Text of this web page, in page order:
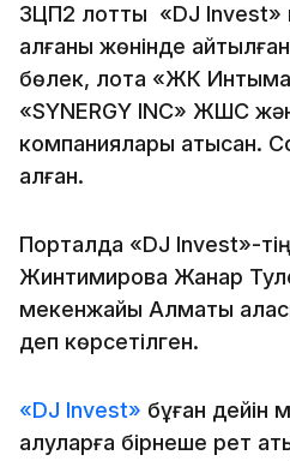
ЗЦП2 лотты «DJ Invest»
алғаны жөнінде
бөлек, лотқа «ЖК
«SYNERGY INC» ЖШС
компаниялары қатысқан.
алған.
Порталда «DJ Invest»-
Жинтимирова Жанар
мекенжайы Алматы
деп көрсетілген.
«DJ Invest» бұған дейін
алуларға бірнеше рет